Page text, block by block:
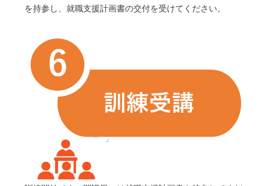
を持参し、就職支援計画書の交付を受けてください。